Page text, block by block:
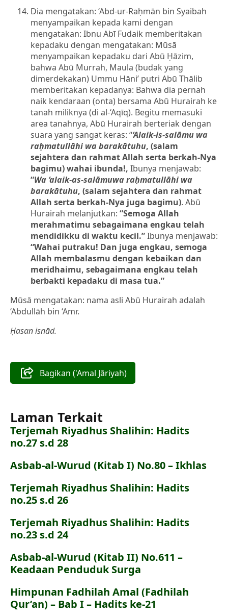
Dia mengatakan: ‘Abd-ur-Raḥmān bin Syaibah
menyampaikan kepada kami dengan
mengatakan: Ibnu Abī Fudaik memberitakan
kepadaku dengan mengatakan: Mūsā
menyampaikan kepadaku dari Abū Ḥāzim,
bahwa Abū Murrah, Maula (budak yang
dimerdekakan) Ummu Hāni’ putri Abū Thālib
memberitakan kepadanya: Bahwa dia pernah
naik kendaraan (onta) bersama Abū Hurairah ke
tanah miliknya (di al-‘Aqīq). Begitu memasuki
area tanahnya, Abū Hurairah berteriak dengan
suara yang sangat keras: “‘Alaik-is-salāmu wa
raḥmatullāhi wa barakātuhu, (salam
sejahtera dan rahmat Allah serta berkah-Nya
bagimu) wahai ibunda!, Ibunya menjawab:
“Wa ‘alaik-as-salāmuwa raḥmatullāhi wa
barakātuhu, (salam sejahtera dan rahmat
Allah serta berkah-Nya juga bagimu). Abū
Hurairah melanjutkan: “Semoga Allah
merahmatimu sebagaimana engkau telah
mendidikku di waktu kecil.”Ibunya menjawab:
“Wahai putraku! Dan juga engkau, semoga
Allah membalasmu dengan kebaikan dan
meridhaimu, sebagaimana engkau telah
berbakti kepadaku di masa tua.”
Mūsā mengatakan: nama asli Abū Hurairah adalah
‘Abdullāh bin ‘Amr.
Ḥasan isnād.
Bagikan ('Amal Jāriyah)
Laman Terkait
Terjemah Riyadhus Shalihin: Hadits
no.27 s.d 28
Asbab-al-Wurud (Kitab I) No.80 – Ikhlas
Terjemah Riyadhus Shalihin: Hadits
no.25 s.d 26
Terjemah Riyadhus Shalihin: Hadits
no.23 s.d 24
Asbab-al-Wurud (Kitab II) No.611 –
Keadaan Penduduk Surga
Himpunan Fadhilah Amal (Fadhilah
Qur’an) – Bab I – Hadits ke-21